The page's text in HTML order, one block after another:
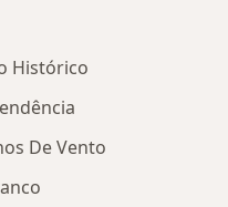
Histórico
De Vento